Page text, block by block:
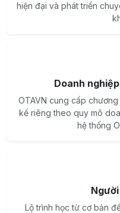
hiện đại và phát triển
Doanh
OTAVN cung cấp
kế riêng theo quy mô
hệ thống
Lộ trình học từ cơ bản